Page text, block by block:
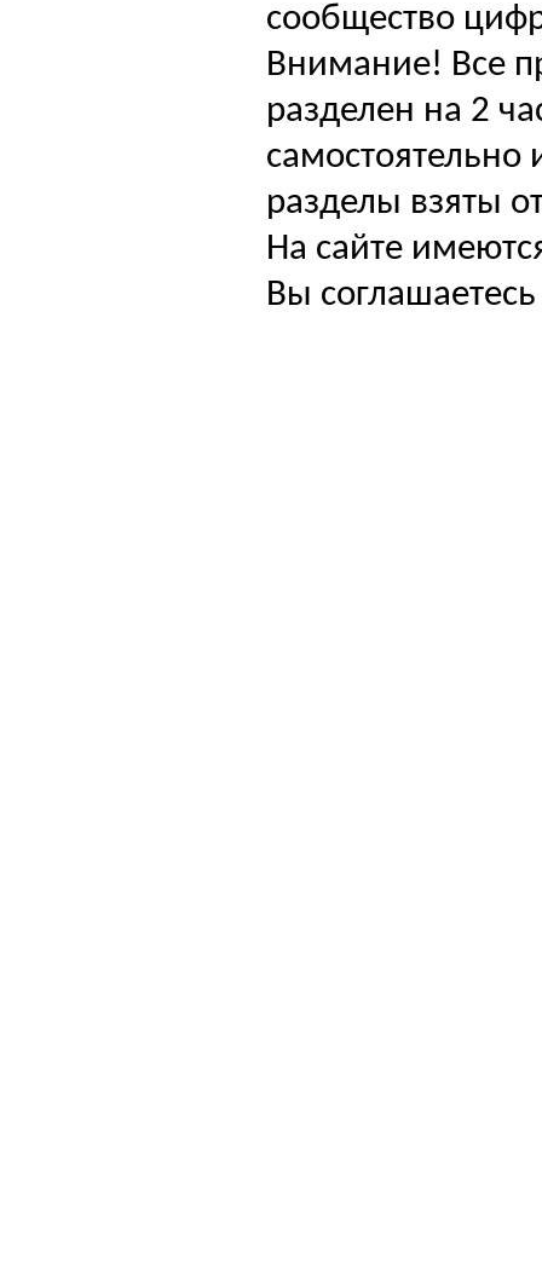
сообщество
Внимание! Все
разделен на 2
самостоятельно
разделы взяты
На сайте
Вы